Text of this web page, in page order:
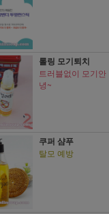
롤링 모기퇴치
트러블없이 모기안
녕~
쿠퍼 샴푸
탈모 예방